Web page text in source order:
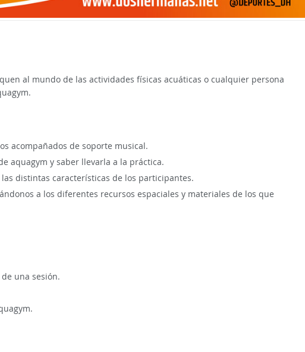
al mundo de las actividades físicas acuáticas o cualquier persona
acompañados de soporte musical.
aquagym y saber llevarla a la práctica.
distintas características de los participantes.
a los diferentes recursos espaciales y materiales de los que
una sesión.